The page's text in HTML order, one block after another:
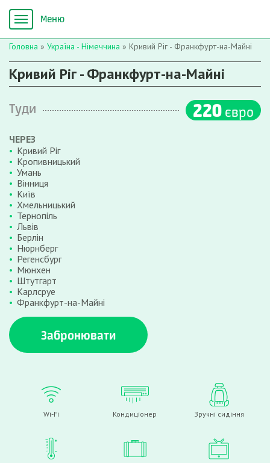
Головна » Україна - Німеччина » Кривий Ріг - Франкфурт-на-Майні
Кривий Ріг - Франкфурт-на-Майні
Туди 220 євро
ЧЕРЕЗ
Кривий Ріг
Кропивницький
Умань
Вінниця
Київ
Хмельницький
Тернопіль
Львів
Берлін
Нюрнберг
Регенсбург
Мюнхен
Штутгарт
Карлсруе
Франкфурт-на-Майні
Забронювати
Wi-Fi Кондиціонер Зручні сидіння